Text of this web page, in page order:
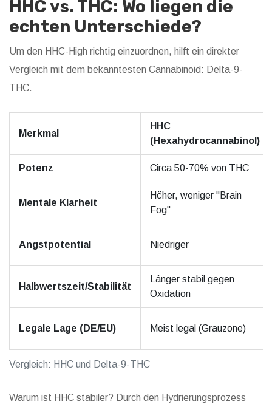
HHC vs. THC: Wo liegen die
echten Unterschiede?
Um den HHC-High richtig einzuordnen, hilft ein direkter
Vergleich mit dem bekanntesten Cannabinoid: Delta-9-
THC.
Vergleich: HHC und Delta-9-THC
Merkmal
HHC
(Hexahydrocannabinol)
Potenz Circa 50-70% von THC
Mentale Klarheit
Höher, weniger "Brain
Fog"
Angstpotential Niedriger
Halbwertszeit/Stabilität
Länger stabil gegen
Oxidation
Legale Lage (DE/EU) Meist legal (Grauzone)
Warum ist HHC stabiler? Durch den Hydrierungsprozess